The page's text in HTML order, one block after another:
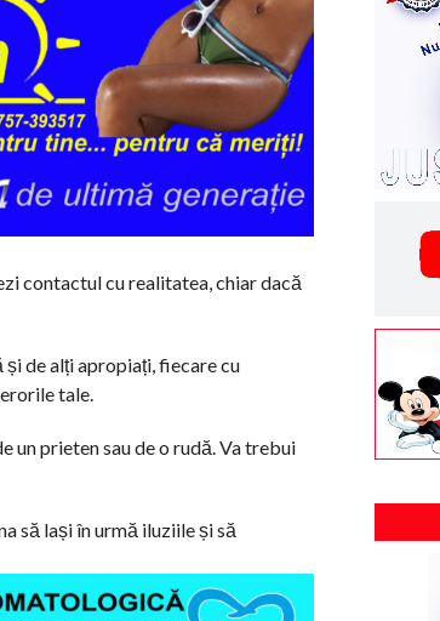
contactul cu realitatea, chiar dacă
de alți apropiați, fiecare cu
tale.
un prieten sau de o rudă. Va trebui
să lași în urmă iluziile și să